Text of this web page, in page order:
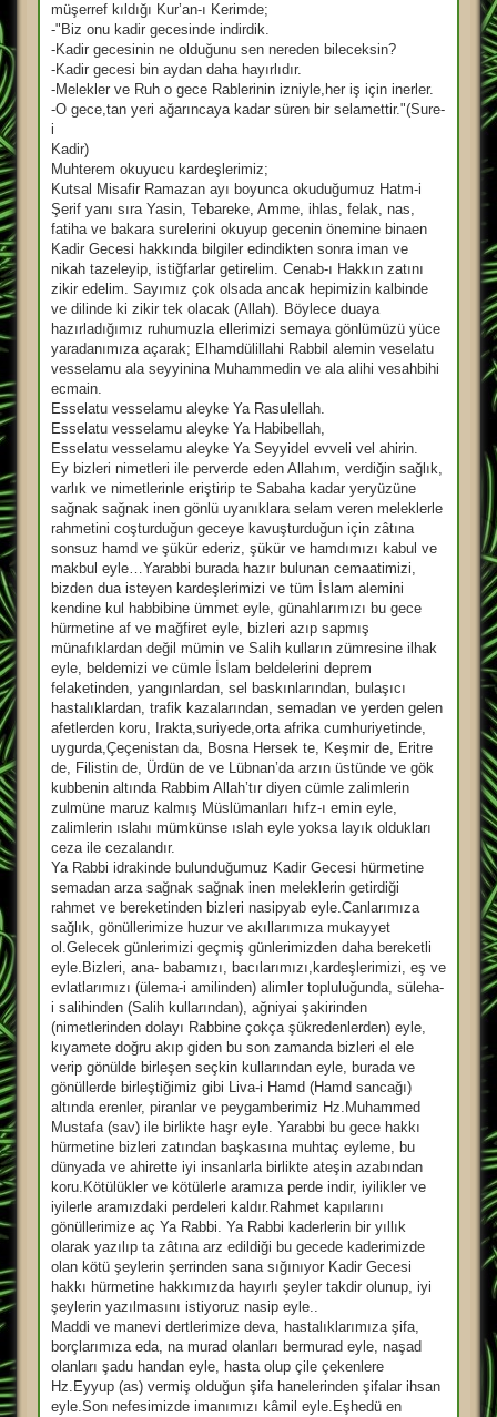
müşerref kıldığı Kur’an-ı Kerimde;
-"Biz onu kadir gecesinde indirdik.
-Kadir gecesinin ne olduğunu sen nereden bileceksin?
-Kadir gecesi bin aydan daha hayırlıdır.
-Melekler ve Ruh o gece Rablerinin izniyle,her iş için inerler.
-O gece,tan yeri ağarıncaya kadar süren bir selamettir."(Sure-
i
Kadir)
Muhterem okuyucu kardeşlerimiz;
Kutsal Misafir Ramazan ayı boyunca okuduğumuz Hatm-i
Şerif yanı sıra Yasin, Tebareke, Amme, ihlas, felak, nas,
fatiha ve bakara surelerini okuyup gecenin önemine binaen
Kadir Gecesi hakkında bilgiler edindikten sonra iman ve
nikah tazeleyip, istiğfarlar getirelim. Cenab-ı Hakkın zatını
zikir edelim. Sayımız çok olsada ancak hepimizin kalbinde
ve dilinde ki zikir tek olacak (Allah). Böylece duaya
hazırladığımız ruhumuzla ellerimizi semaya gönlümüzü yüce
yaradanımıza açarak; Elhamdülillahi Rabbil alemin veselatu
vesselamu ala seyyinina Muhammedin ve ala alihi vesahbihi
ecmain.
Esselatu vesselamu aleyke Ya Rasulellah.
Esselatu vesselamu aleyke Ya Habibellah,
Esselatu vesselamu aleyke Ya Seyyidel evveli vel ahirin.
Ey bizleri nimetleri ile perverde eden Allahım, verdiğin sağlık,
varlık ve nimetlerinle eriştirip te Sabaha kadar yeryüzüne
sağnak sağnak inen gönlü uyanıklara selam veren meleklerle
rahmetini coşturduğun geceye kavuşturduğun için zâtına
sonsuz hamd ve şükür ederiz, şükür ve hamdımızı kabul ve
makbul eyle…Yarabbi burada hazır bulunan cemaatimizi,
bizden dua isteyen kardeşlerimizi ve tüm İslam alemini
kendine kul habbibine ümmet eyle, günahlarımızı bu gece
hürmetine af ve mağfiret eyle, bizleri azıp sapmış
münafıklardan değil mümin ve Salih kulların zümresine ilhak
eyle, beldemizi ve cümle İslam beldelerini deprem
felaketinden, yangınlardan, sel baskınlarından, bulaşıcı
hastalıklardan, trafik kazalarından, semadan ve yerden gelen
afetlerden koru, Irakta,suriyede,orta afrika cumhuriyetinde,
uygurda,Çeçenistan da, Bosna Hersek te, Keşmir de, Eritre
de, Filistin de, Ürdün de ve Lübnan’da arzın üstünde ve gök
kubbenin altında Rabbim Allah’tır diyen cümle zalimlerin
zulmüne maruz kalmış Müslümanları hıfz-ı emin eyle,
zalimlerin ıslahı mümkünse ıslah eyle yoksa layık oldukları
ceza ile cezalandır.
Ya Rabbi idrakinde bulunduğumuz Kadir Gecesi hürmetine
semadan arza sağnak sağnak inen meleklerin getirdiği
rahmet ve bereketinden bizleri nasipyab eyle.Canlarımıza
sağlık, gönüllerimize huzur ve akıllarımıza mukayyet
ol.Gelecek günlerimizi geçmiş günlerimizden daha bereketli
eyle.Bizleri, ana- babamızı, bacılarımızı,kardeşlerimizi, eş ve
evlatlarımızı (ülema-i amilinden) alimler topluluğunda, süleha-
i salihinden (Salih kullarından), ağniyai şakirinden
(nimetlerinden dolayı Rabbine çokça şükredenlerden) eyle,
kıyamete doğru akıp giden bu son zamanda bizleri el ele
verip gönülde birleşen seçkin kullarından eyle, burada ve
gönüllerde birleştiğimiz gibi Liva-i Hamd (Hamd sancağı)
altında erenler, piranlar ve peygamberimiz Hz.Muhammed
Mustafa (sav) ile birlikte haşr eyle. Yarabbi bu gece hakkı
hürmetine bizleri zatından başkasına muhtaç eyleme, bu
dünyada ve ahirette iyi insanlarla birlikte ateşin azabından
koru.Kötülükler ve kötülerle aramıza perde indir, iyilikler ve
iyilerle aramızdaki perdeleri kaldır.Rahmet kapılarını
gönüllerimize aç Ya Rabbi. Ya Rabbi kaderlerin bir yıllık
olarak yazılıp ta zâtına arz edildiği bu gecede kaderimizde
olan kötü şeylerin şerrinden sana sığınıyor Kadir Gecesi
hakkı hürmetine hakkımızda hayırlı şeyler takdir olunup, iyi
şeylerin yazılmasını istiyoruz nasip eyle..
Maddi ve manevi dertlerimize deva, hastalıklarımıza şifa,
borçlarımıza eda, na murad olanları bermurad eyle, naşad
olanları şadu handan eyle, hasta olup çile çekenlere
Hz.Eyyup (as) vermiş olduğun şifa hanelerinden şifalar ihsan
eyle.Son nefesimizde imanımızı kâmil eyle.Eşhedü en